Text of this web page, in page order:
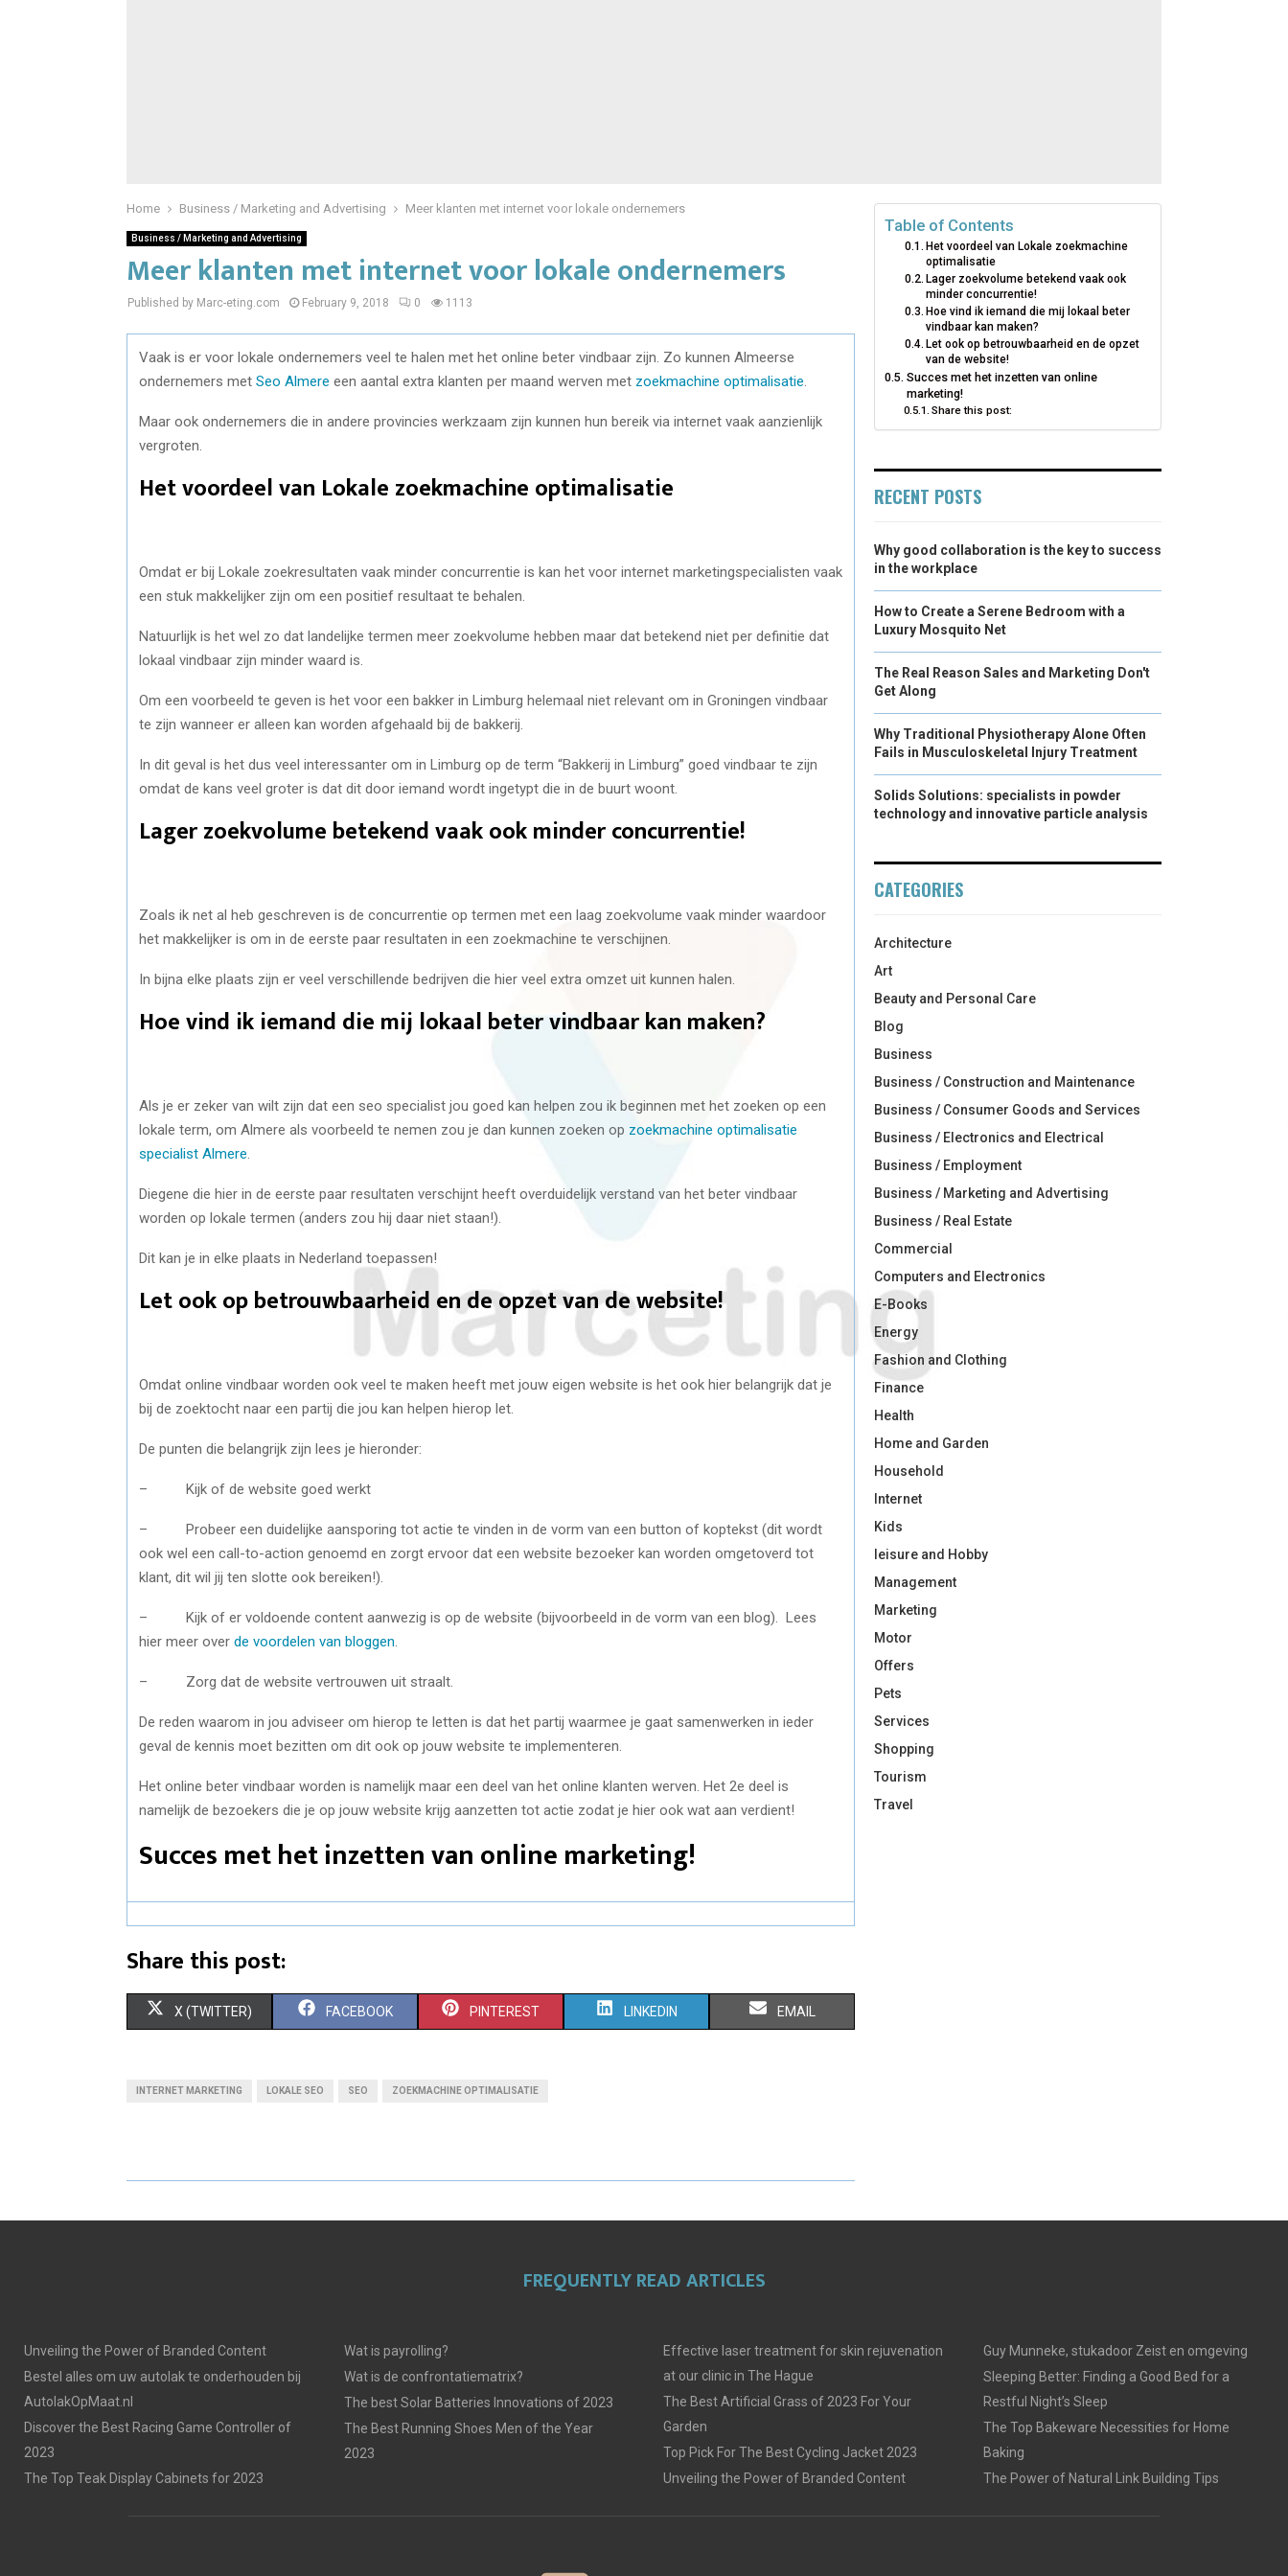
Home Business / Marketing and Advertising Meer klanten met internet voor lokale ondernemers
Business / Marketing and Advertising
Meer klanten met internet voor lokale ondernemers
Published by Marc-eting.com February 9, 2018 0 1113
Vaak is er voor lokale ondernemers veel te halen met het online beter vindbaar zijn. Zo kunnen Almeerse
ondernemers met Seo Almere een aantal extra klanten per maand werven met zoekmachine optimalisatie
Maar ook ondernemers die in andere provincies werkzaam zijn kunnen hun bereik via internet vaak aanzienlijk
vergroten.
Het voordeel van Lokale zoekmachine optimalisatie
Omdat er bij Lokale zoekresultaten vaak minder concurrentie is kan het voor internet marketingspecialisten vaak
een stuk makkelijker zijn om een positief resultaat te behalen.
Natuurlijk is het wel zo dat landelijke termen meer zoekvolume hebben maar dat betekend niet per definitie dat
lokaal vindbaar zijn minder waard is.
Om een voorbeeld te geven is het voor een bakker in Limburg helemaal niet relevant om in Groningen vindbaar
te zijn wanneer er alleen kan worden afgehaald bij de bakkerij.
In dit geval is het dus veel interessanter om in Limburg op de term “Bakkerij in Limburg” goed vindbaar te zijn
omdat de kans veel groter is dat dit door iemand wordt ingetypt die in de buurt woont.
Lager zoekvolume betekend vaak ook minder concurrentie!
Zoals ik net al heb geschreven is de concurrentie op termen met een laag zoekvolume vaak minder waardoor
het makkelijker is om in de eerste paar resultaten in een zoekmachine te verschijnen.
In bijna elke plaats zijn er veel verschillende bedrijven die hier veel extra omzet uit kunnen halen.
Hoe vind ik iemand die mij lokaal beter vindbaar kan maken?
Als je er zeker van wilt zijn dat een seo specialist jou goed kan helpen zou ik beginnen met het zoeken op een
lokale term, om Almere als voorbeeld te nemen zou je dan kunnen zoeken op zoekmachine optimalisatie
specialist Almere
Diegene die hier in de eerste paar resultaten verschijnt heeft overduidelijk verstand van het beter vindbaar
worden op lokale termen (anders zou hij daar niet staan!).
Dit kan je in elke plaats in Nederland toepassen!
Let ook op betrouwbaarheid en de opzet van de website!
Omdat online vindbaar worden ook veel te maken heeft met jouw eigen website is het ook hier belangrijk dat je
bij de zoektocht naar een partij die jou kan helpen hierop let.
De punten die belangrijk zijn lees je hieronder:
– Kijk of de website goed werkt
– Probeer een duidelijke aansporing tot actie te vinden in de vorm van een button of koptekst (dit wordt
ook wel een call-to-action genoemd en zorgt ervoor dat een website bezoeker kan worden omgetoverd tot
klant, dit wil jij ten slotte ook bereiken!).
– Kijk of er voldoende content aanwezig is op de website (bijvoorbeeld in de vorm van een blog). Lees
hier meer over de voordelen van bloggen
– Zorg dat de website vertrouwen uit straalt.
De reden waarom in jou adviseer om hierop te letten is dat het partij waarmee je gaat samenwerken in ieder
geval de kennis moet bezitten om dit ook op jouw website te implementeren.
Het online beter vindbaar worden is namelijk maar een deel van het online klanten werven. Het 2e deel is
namelijk de bezoekers die je op jouw website krijg aanzetten tot actie zodat je hier ook wat aan verdient!
Succes met het inzetten van online marketing!
Share this post:
S
O
N
X (TWITTER) S
O
N
FACEBOOK S
O
N
PINTEREST S
O
N
LINKEDIN S
O
N
EMAIL
INTERNET MARKETING LOKALE SEO SEO ZOEKMACHINE OPTIMALISATIE
Table of Contents
Het voordeel van Lokale zoekmachine
optimalisatie
Lager zoekvolume betekend vaak ook
minder concurrentie!
Hoe vind ik iemand die mij lokaal beter
vindbaar kan maken?
Let ook op betrouwbaarheid en de opzet
van de website!
Succes met het inzetten van online
marketing!
Share this post:
RECENT POSTS
Why good collaboration is the key to success
in the workplace
How to Create a Serene Bedroom with a
Luxury Mosquito Net
The Real Reason Sales and Marketing Don't
Get Along
Why Traditional Physiotherapy Alone Often
Fails in Musculoskeletal Injury Treatment
Solids Solutions: specialists in powder
technology and innovative particle analysis
CATEGORIES
Architecture
Art
Beauty and Personal Care
Blog
Business
Business / Construction and Maintenance
Business / Consumer Goods and Services
Business / Electronics and Electrical
Business / Employment
Business / Marketing and Advertising
Business / Real Estate
Commercial
Computers and Electronics
E-Books
Energy
Fashion and Clothing
Finance
Health
Home and Garden
Household
Internet
Kids
leisure and Hobby
Management
Marketing
Motor
Offers
Pets
Services
Shopping
Tourism
Travel
FREQUENTLY READ ARTICLES
Unveiling the Power of Branded Content
Bestel alles om uw autolak te onderhouden bij
AutolakOpMaat.nl
Discover the Best Racing Game Controller of
2023
The Top Teak Display Cabinets for 2023
Wat is payrolling?
Wat is de confrontatiematrix?
The best Solar Batteries Innovations of 2023
The Best Running Shoes Men of the Year
2023
Effective laser treatment for skin rejuvenation
at our clinic in The Hague
The Best Artificial Grass of 2023 For Your
Garden
Top Pick For The Best Cycling Jacket 2023
Unveiling the Power of Branded Content
Guy Munneke, stukadoor Zeist en omgeving
Sleeping Better: Finding a Good Bed for a
Restful Night’s Sleep
The Top Bakeware Necessities for Home
Baking
The Power of Natural Link Building Tips